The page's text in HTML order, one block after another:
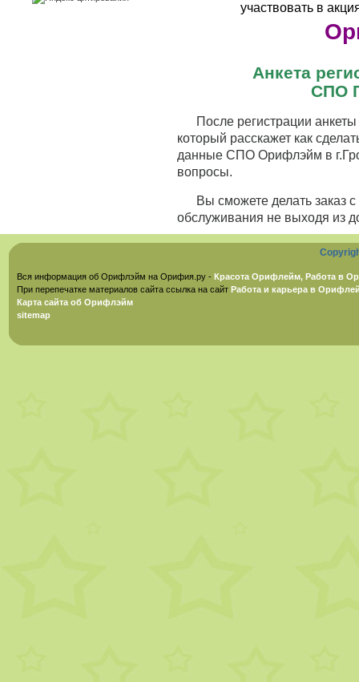
участвовать в
Анкета
СПО
После регистрации
который расскажет как
данные СПО Орифлэйм в
вопросы.
Вы сможете делать заказ
обслуживания не выходя из
Вся информация об Орифлэйм на Орифия.ру - Красота Орифлейм, Работа в
При перепечатке материалов сайта ссылка на сайт Работа и карьера в
Карта сайта об Орифлэйм
sitemap